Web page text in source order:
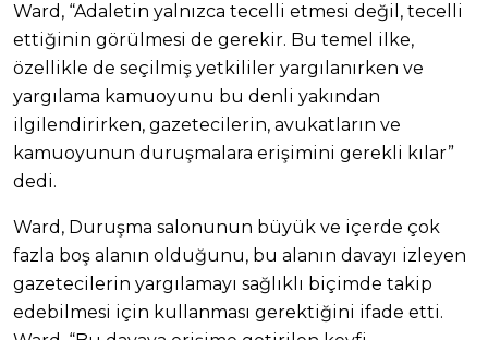
Ward, “Adaletin yalnızca tecelli etmesi değil, tecelli
ettiğinin görülmesi de gerekir. Bu temel ilke,
özellikle de seçilmiş yetkililer yargılanırken ve
yargılama kamuoyunu bu denli yakından
ilgilendirirken, gazetecilerin, avukatların ve
kamuoyunun duruşmalara erişimini gerekli kılar”
dedi.
Ward, Duruşma salonunun büyük ve içerde çok
fazla boş alanın olduğunu, bu alanın davayı izleyen
gazetecilerin yargılamayı sağlıklı biçimde takip
edebilmesi için kullanması gerektiğini ifade etti.